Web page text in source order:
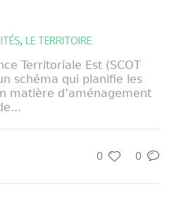
, LE TERRITOIRE
Territoriale Est (SCOT
schéma qui planifie les
matière d’aménagement
0 0